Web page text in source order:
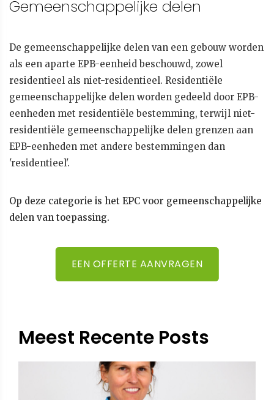
Gemeenschappelijke delen
De gemeenschappelijke delen van een gebouw worden
als een aparte EPB-eenheid beschouwd, zowel
residentieel als niet-residentieel. Residentiële
gemeenschappelijke delen worden gedeeld door EPB-
eenheden met residentiële bestemming, terwijl niet-
residentiële gemeenschappelijke delen grenzen aan
EPB-eenheden met andere bestemmingen dan
'residentieel'.
Op deze categorie is het EPC voor gemeenschappelijke
delen van toepassing.
EEN OFFERTE AANVRAGEN
Meest Recente Posts